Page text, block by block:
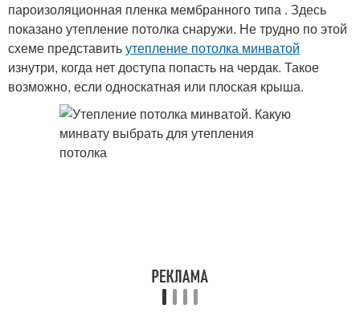
пароизоляционная пленка мембранного типа . Здесь
показано утепление потолка снаружи. Не трудно по этой
схеме представитьутепление потолка минватой
изнутри, когда нет доступа попасть на чердак. Такое
возможно, если односкатная или плоская крыша.